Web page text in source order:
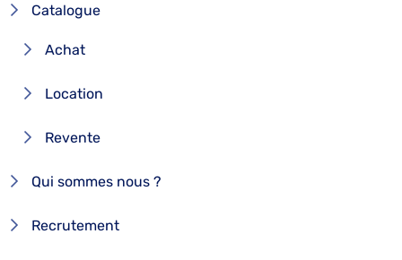
Catalogue
Achat
Location
Revente
Qui sommes nous ?
Recrutement